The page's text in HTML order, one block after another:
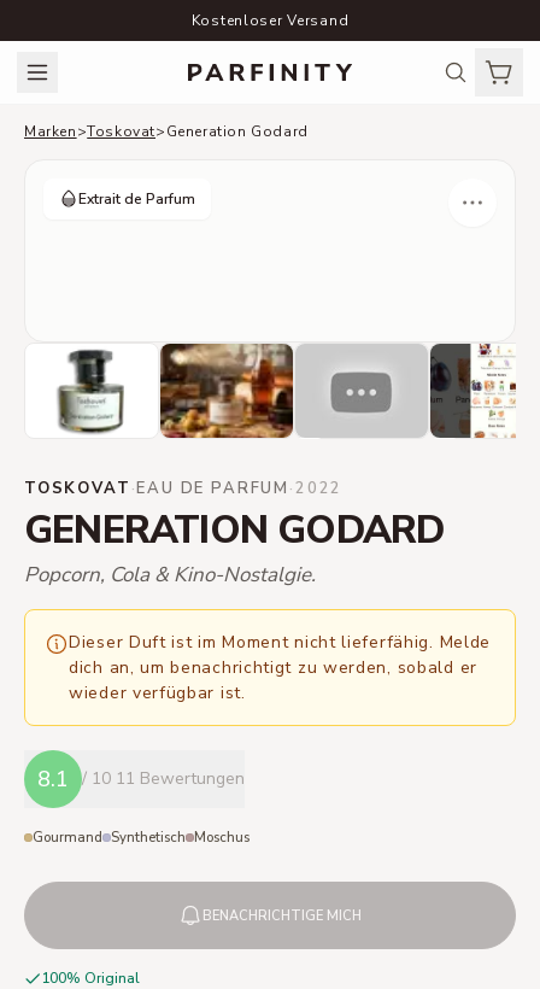
Kostenloser Versand
Marken>Toskovat>Generation Godard
Extrait de Parfum
TOSKOVAT ·EAU DE PARFUM ·2022
GENERATION GODARD
Popcorn, Cola & Kino-Nostalgie.
Dieser Duft ist im Moment nicht lieferfähig. Melde
dich an, um benachrichtigt zu werden, sobald er
wieder verfügbar ist.
8.1 / 10 11 Bewertungen
Gourmand Synthetisch Moschus
BENACHRICHTIGE MICH
100% Original